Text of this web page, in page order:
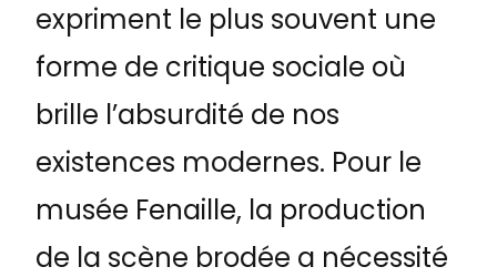
expriment le plus souvent une
forme de critique sociale où
brille l’absurdité de nos
existences modernes. Pour le
musée Fenaille, la production
de la scène brodée a nécessité